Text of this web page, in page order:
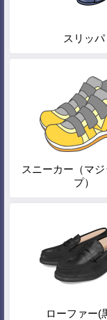
スリッパ
スニーカー（マ
プ）
ローファー(